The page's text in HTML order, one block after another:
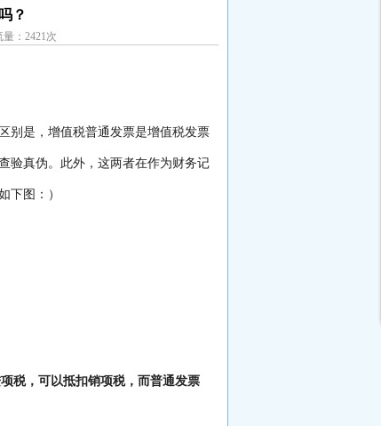
？
：2421次
别是，增值税普通发票是增值税发票
验真伪。此外，这两者在作为财务记
下图：）
税，可以抵扣销项税，而普通发票